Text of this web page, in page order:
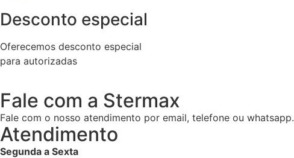
Desconto especial
Oferecemos desconto especial
para autorizadas
Fale com a Stermax
Fale com o nosso atendimento por email, telefone ou whatsapp.
Atendimento
Segunda a Sexta